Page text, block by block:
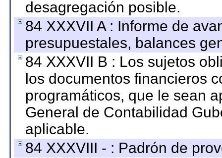
desagregación posible.
84 XXXVII A : Informe de
presupuestales, balances
84 XXXVII B : Los sujetos
los documentos financieros
programáticos, que le sean
General de Contabilidad
aplicable.
84 XXXVIII - : Padrón de